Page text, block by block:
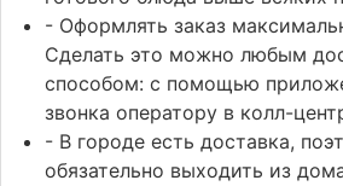
- Оформлять заказ
Сделать это можно любым
способом: с помощью
звонка оператору в колл-
- В городе есть доставка,
обязательно выходить из